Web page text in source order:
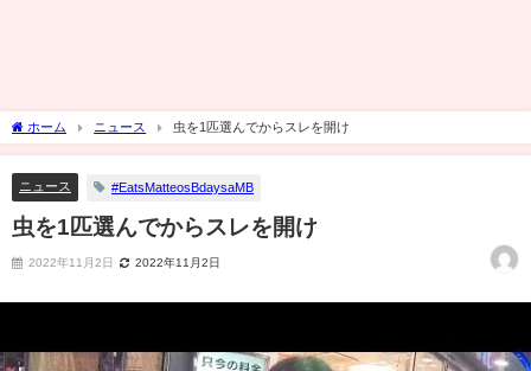
ホーム ニュース 虫を1匹選んでからスレを開け
ニュース #EatsMatteosBdaysaMB
虫を1匹選んでからスレを開け
2022年11月2日 2022年11月2日